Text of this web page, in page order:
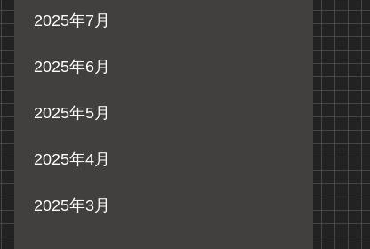
2025年7月
2025年6月
2025年5月
2025年4月
2025年3月